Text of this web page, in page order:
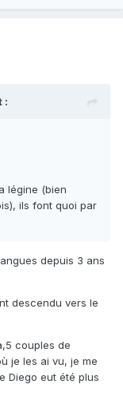
:
légine (bien
ils font quoi par
depuis 3 ans
descendu vers le
couples de
je les ai vu, je me
Diego eut été plus